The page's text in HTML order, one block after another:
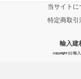
当サイトに
特定商取引
輸入建
copyright (c) 輸